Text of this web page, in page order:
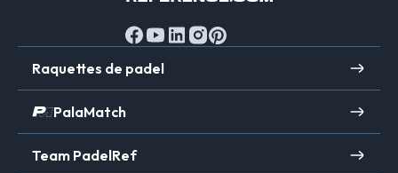
Raquettes de padel
PalaMatch
Team PadelRef